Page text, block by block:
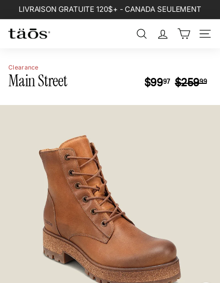
contenu
Diaporama
LIVRAISON GRATUITE 120$+ - CANADA SEULEMENT
Rechercher
Clearance
Main Street
Prix
régulier
$9997 $99.97
$25999